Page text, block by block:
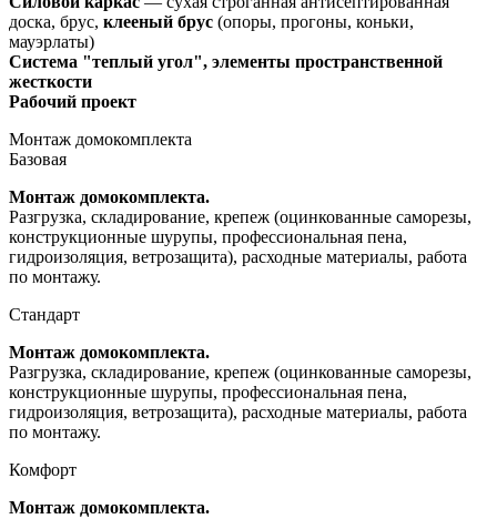
доска, брус, клееный брус (опоры, прогоны, коньки,
мауэрлаты)
Система "теплый угол", элементы пространственной
жесткости
Рабочий проект
Монтаж домокомплекта
Базовая
Монтаж домокомплекта.
Разгрузка, складирование, крепеж (оцинкованные саморезы,
конструкционные шурупы, профессиональная пена,
гидроизоляция, ветрозащита), расходные материалы, работа
по монтажу.
Стандарт
Монтаж домокомплекта.
Разгрузка, складирование, крепеж (оцинкованные саморезы,
конструкционные шурупы, профессиональная пена,
гидроизоляция, ветрозащита), расходные материалы, работа
по монтажу.
Комфорт
Монтаж домокомплекта.